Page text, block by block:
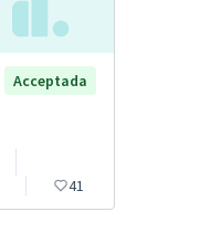
Acceptada
41